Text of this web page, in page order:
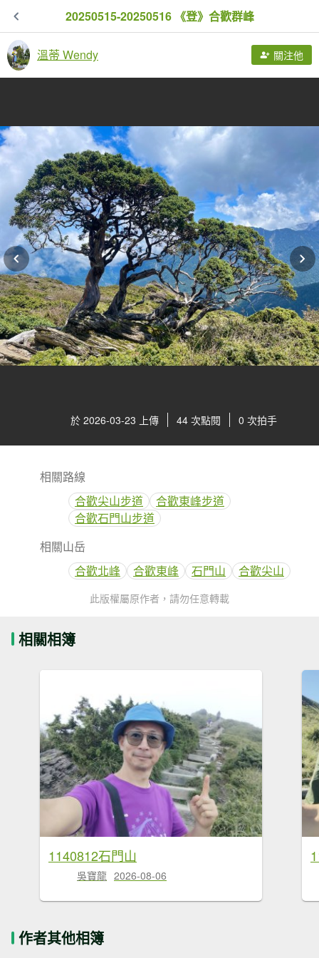
20250515-20250516 《登》合歡群峰
溫蒂 Wendy 關注他
於 2026-03-23 上傳 44 次點閱 0 次拍手
相關路線
合歡尖山步道
合歡東峰步道
合歡石門山步道
相關山岳
合歡北峰
合歡東峰 石門山 合歡尖山
此版權屬原作者，請勿任意轉載
相關相簿
1140812石門山
吳寶龍 2026-08-06
作者其他相簿